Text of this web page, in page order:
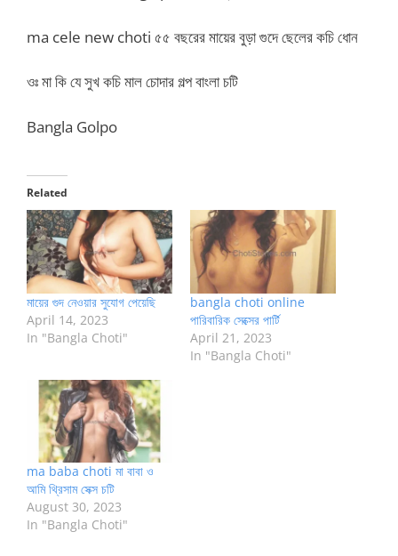
ma cele new choti ৫৫ বছরের মায়ের বুড়া গুদে ছেলের কচি ধোন
ওঃ মা কি যে সুখ কচি মাল চোদার গল্প বাংলা চটি
Bangla Golpo
Related
মায়ের গুদ নেওয়ার সুযোগ পেয়েছি
April 14, 2023
In "Bangla Choti"
bangla choti online
পারিবারিক সেক্সের পার্টি
April 21, 2023
In "Bangla Choti"
ma baba choti মা বাবা ও
আমি থ্রিসাম সেক্স চটি
August 30, 2023
In "Bangla Choti"